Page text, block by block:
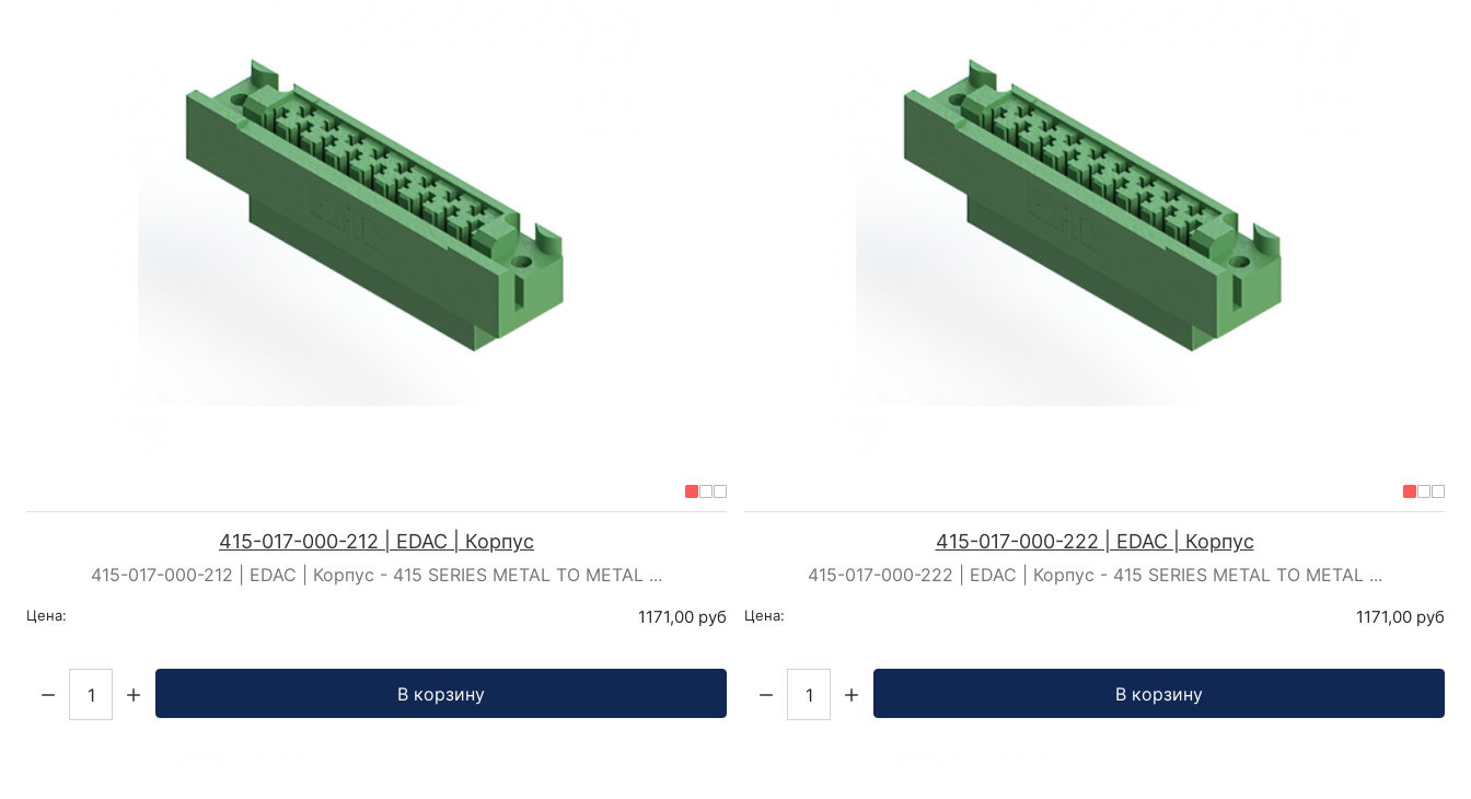
415-017-000-212 | EDAC | Корпус
415-017-000-212 | EDAC | Корпус - 415 SERIES METAL TO METAL ...
Цена: 1171,00 руб
В корзину
415-017-000-222 | EDAC | Корпус
415-017-000-222 | EDAC | Корпус - 415 SERIES METAL TO METAL ...
Цена: 1171,00 руб
В корзину